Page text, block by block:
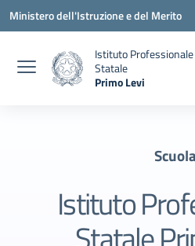
Vai ai contenuti
Vai al menu di navigazione
Vai al footer
Ministero dell'Istruzione e del Merito
Istituto Professionale
Statale
Primo Levi
Scuola
Istituto